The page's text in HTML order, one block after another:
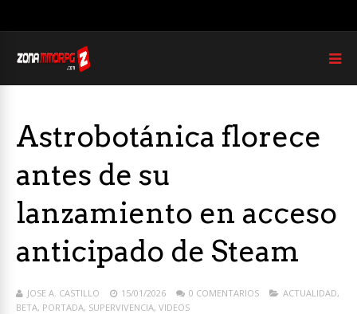
Astrobotánica florece
antes de su
lanzamiento en acceso
anticipado de Steam
JOSE A. CASTILLO 15/01/2026 0 COMENTARIOS ACTUALIDAD,
BETA, PORTADA, SUPERVIVENCIA, VIDEOS